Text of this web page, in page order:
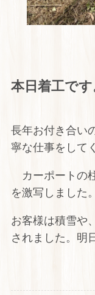
本日着工です
長年お付き合い
寧な仕事をして
カーポートの
を激写しました
お客様は積雪や
されました。明